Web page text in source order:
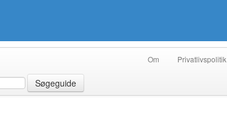
Om Privatlivspolitik
Søgeguide